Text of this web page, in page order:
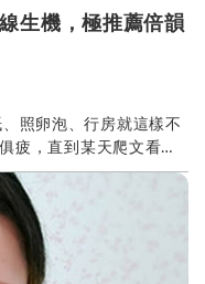
生機，極推薦倍韻
照卵泡、行房就這樣不
疲，直到某天爬文看到
新的一線...